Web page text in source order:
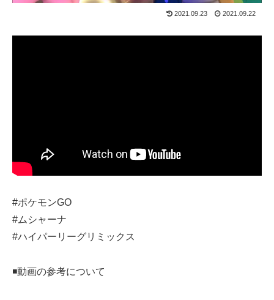
2021.09.23 2021.09.22
#ポケモンGO
#ムシャーナ
#ハイパーリーグリミックス
◾️動画の参考について